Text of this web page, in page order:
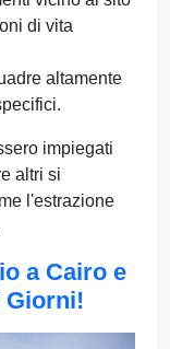
di vita
altamente
impiegati
altri si
l'estrazione
a Cairo e
Giorni!